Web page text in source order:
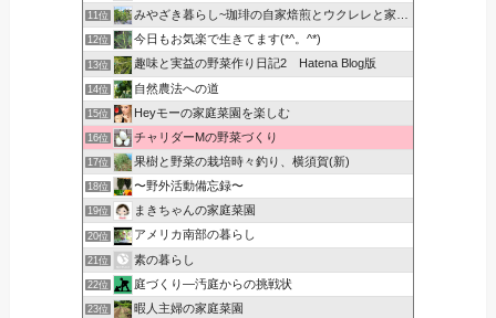
11位 みやざき暮らし~珈琲の自家焙煎とウクレレと家庭菜園~
12位 今日もお気楽で生きてます(*^。^*)
13位 趣味と実益の野菜作り日記2 Hatena Blog版
14位 自然農法への道
15位 Heyモーの家庭菜園を楽しむ
16位 チャリダーMの野菜づくり
17位 果樹と野菜の栽培時々釣り、横須賀(新)
18位 〜野外活動備忘録〜
19位 まきちゃんの家庭菜園
20位 アメリカ南部の暮らし
21位 素の暮らし
22位 庭づくり―汚庭からの挑戦状
23位 暇人主婦の家庭菜園